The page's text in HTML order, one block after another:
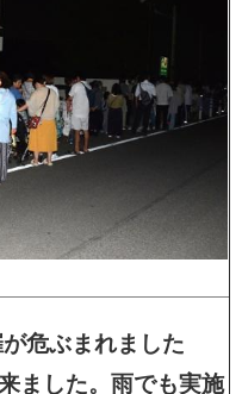
危ぶまれました
ました。雨でも実施